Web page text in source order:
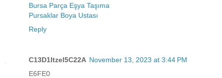
Bursa Parça Eşya Taşıma
Pursaklar Boya Ustası
Reply
C13D1Itzel5C22A November 13, 2023 at 3:44 PM
E6FE0